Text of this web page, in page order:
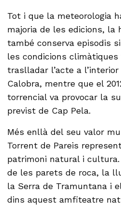
Tot i que la meteorologia
majoria de les edicions, la
també conserva episodis
les condicions climàtiques
traslladar l’acte a
Calobra, mentre que el
torrencial va provocar la
previst de Cap Pela.
Més enllà del seu valor
Torrent de Pareis
patrimoni natural i
de les parets de roca, la
la Serra de Tramuntana i
dins aquest amfiteatre